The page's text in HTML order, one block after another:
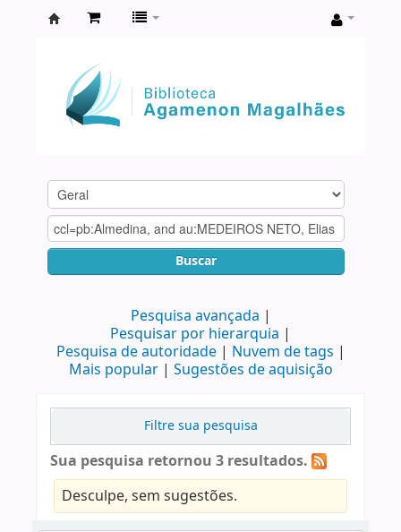
Agamenon
Magalhães
Buscar
Pesquisa avançada
Pesquisar por hierarquia
Pesquisa de autoridade
Nuvem de tags
Mais popular
Sugestões de aquisição
Filtre sua pesquisa
Sua pesquisa retornou 3 resultados.
Desculpe, sem sugestões.